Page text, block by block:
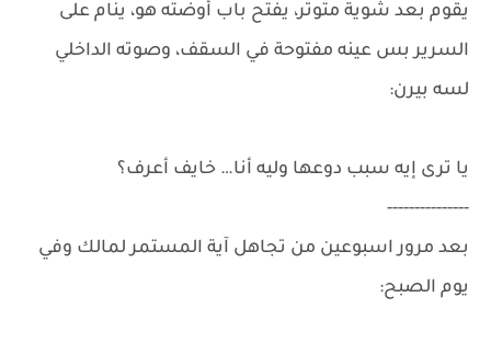
يقوم بعد شوية متوتر، يفتح باب أوضته هو، ينام على
السرير بس عينه مفتوحة في السقف، وصوته الداخلي
لسه بيرن:
يا ترى إيه سبب دوعها وليه أنا… خايف أعرف؟
---------------
بعد مرور اسبوعين من تجاهل آية المستمر لمالك وفي
يوم الصبح: